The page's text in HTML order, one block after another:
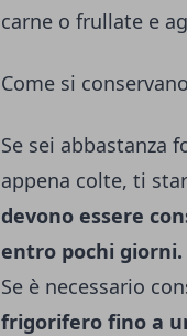
carne o frullate e
Come si
Se sei abbastanza
appena colte, ti
devono essere
entro pochi giorni.
Se è necessario
frigorifero fino a